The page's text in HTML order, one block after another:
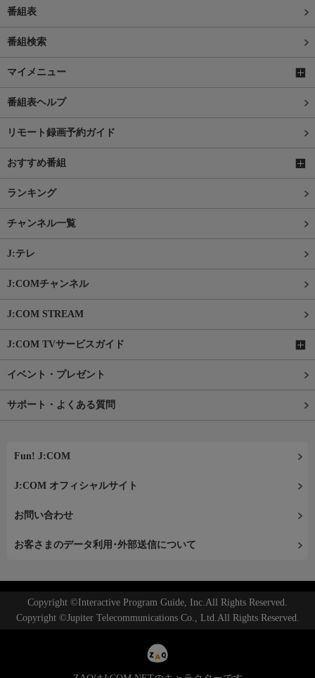
番組表
番組検索
マイメニュー
番組表ヘルプ
リモート録画予約ガイド
おすすめ番組
ランキング
チャンネル一覧
J:テレ
J:COMチャンネル
J:COM STREAM
J:COM TVサービスガイド
イベント・プレゼント
サポート・よくある質問
Fun! J:COM
J:COM オフィシャルサイト
お問い合わせ
お客さまのデータ利用･外部送信について
Copyright ©Interactive Program Guide, Inc.All Rights Reserved.
Copyright ©Jupiter Telecommunications Co., Ltd.All Rights Reserved.